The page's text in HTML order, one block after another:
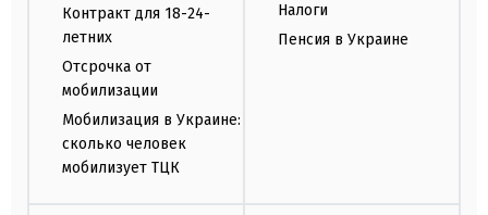
Контракт для 18-24-
летних
Отсрочка от
мобилизации
Мобилизация в Украине:
сколько человек
мобилизует ТЦК
Налоги
Пенсия в Украине